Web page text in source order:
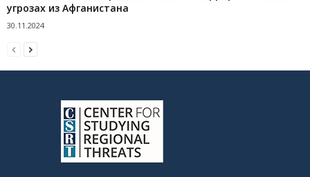
угрозах из Афганистана
30.11.2024